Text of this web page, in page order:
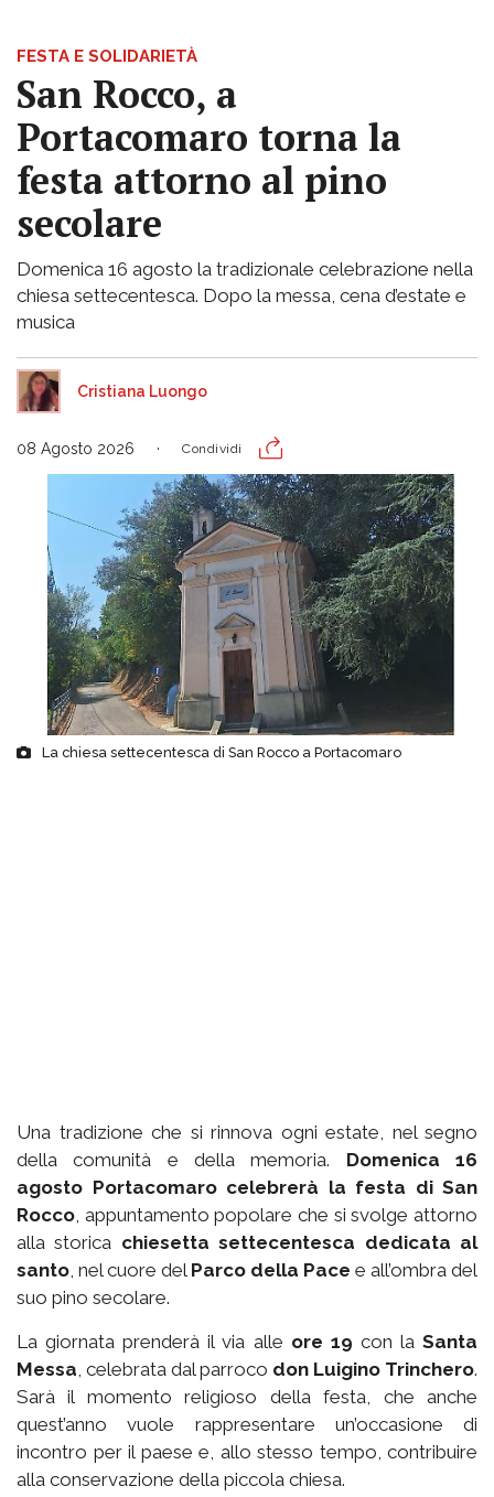
FESTA E SOLIDARIETÀ
San Rocco, a
Portacomaro torna la
festa attorno al pino
secolare
Domenica 16 agosto la tradizionale celebrazione nella
chiesa settecentesca. Dopo la messa, cena d’estate e
musica
Cristiana Luongo
08 Agosto 2026 Condividi
La chiesa settecentesca di San Rocco a Portacomaro
Una tradizione che si rinnova ogni estate, nel segno
della comunità e della memoria. Domenica 16
agosto Portacomaro celebrerà la festa di San
Rocco , appuntamento popolare che si svolge attorno
alla storica chiesetta settecentesca dedicata al
santo , nel cuore del Parco della Pace e all’ombra del
suo pino secolare.
La giornata prenderà il via alle ore 19 con laSanta
Messa , celebrata dal parroco don Luigino Trinchero.
Sarà il momento religioso della festa, che anche
quest’anno vuole rappresentare un’occasione di
incontro per il paese e, allo stesso tempo, contribuire
alla conservazione della piccola chiesa.